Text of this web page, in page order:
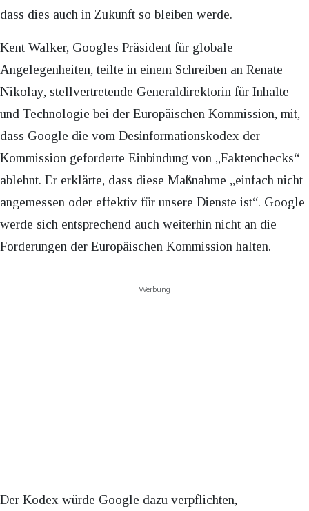
dass dies auch in Zukunft so bleiben werde.
Kent Walker, Googles Präsident für globale
Angelegenheiten, teilte in einem Schreiben an Renate
Nikolay, stellvertretende Generaldirektorin für Inhalte
und Technologie bei der Europäischen Kommission, mit,
dass Google die vom Desinformationskodex der
Kommission geforderte Einbindung von „Faktenchecks“
ablehnt. Er erklärte, dass diese Maßnahme „einfach nicht
angemessen oder effektiv für unsere Dienste ist“. Google
werde sich entsprechend auch weiterhin nicht an die
Forderungen der Europäischen Kommission halten.
Werbung
Der Kodex würde Google dazu verpflichten,